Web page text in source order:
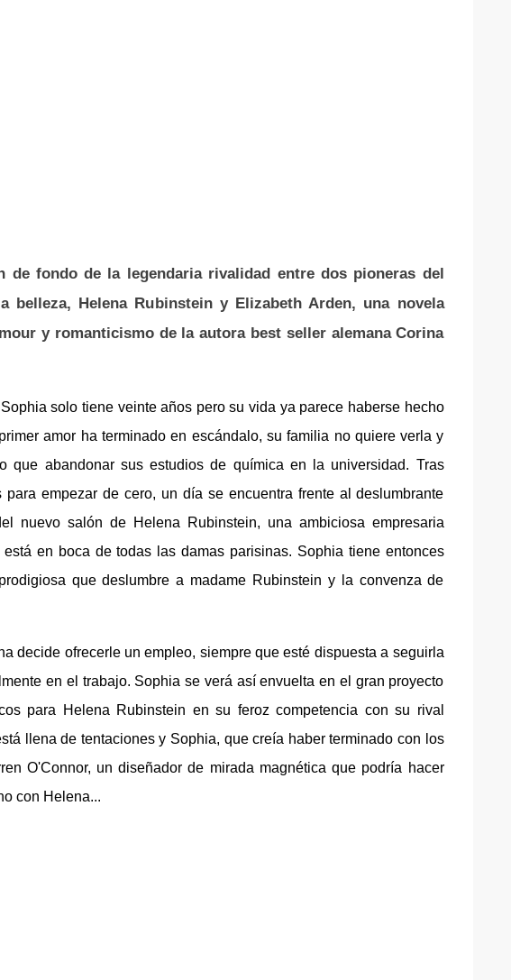
de fondo de la legendaria rivalidad entre dos pioneras del
belleza, Helena Rubinstein y Elizabeth Arden, una novela
y romanticismo de la autora best seller alemana Corina
solo tiene veinte años pero su vida ya parece haberse hecho
amor ha terminado en escándalo, su familia no quiere verla y
que abandonar sus estudios de química en la universidad. Tras
para empezar de cero, un día se encuentra frente al deslumbrante
nuevo salón de Helena Rubinstein, una ambiciosa empresaria
está en boca de todas las damas parisinas. Sophia tiene entonces
que deslumbre a madame Rubinstein y la convenza de
decide ofrecerle un empleo, siempre que esté dispuesta a seguirla
en el trabajo. Sophia se verá así envuelta en el gran proyecto
para Helena Rubinstein en su feroz competencia con su rival
llena de tentaciones y Sophia, que creía haber terminado con los
O'Connor, un diseñador de mirada magnética que podría hacer
con Helena...